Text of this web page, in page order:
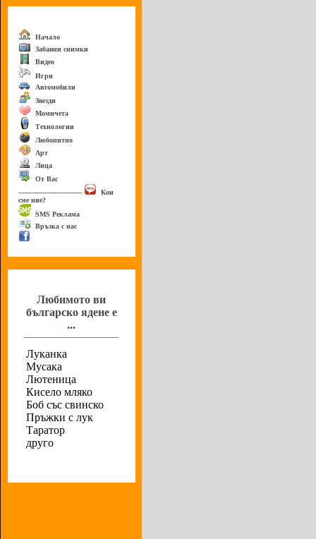
Начало
Забавни снимки
Видео
Игри
Автомобили
Звезди
Момичета
Технологии
Любопитно
Арт
Лица
От Вас
------------------------------
Кои
сме ние?
SMS Реклама
Връзка с нас
Любимото ви
българско ядене е
...
Луканка
Мусака
Лютеница
Кисело мляко
Боб със свинско
Пръжки с лук
Таратор
друго